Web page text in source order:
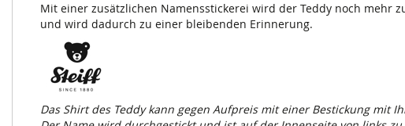
Mit einer zusätzlichen Namensstickerei wird der Teddy noch mehr
und wird dadurch zu einer bleibenden Erinnerung.
Das Shirt des Teddy kann gegen Aufpreis mit einer Bestickung mit